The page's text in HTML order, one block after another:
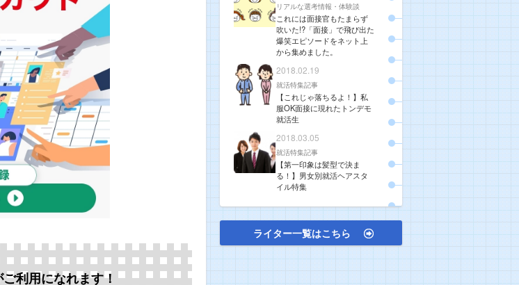
利用になれます！
リアルな選考情報・体験談
これには面接官もたまらず
吹いた!?「面接」で飛び出た
爆笑エピソードをネット上
から集めました。
2018.02.19
就活特集記事
【これじゃ落ちるよ！】私
服OK面接に現れたトンデモ
就活生
2018.03.05
就活特集記事
【第一印象は髪型で決ま
る！】男女別就活ヘアスタ
イル特集
ライター一覧はこちら